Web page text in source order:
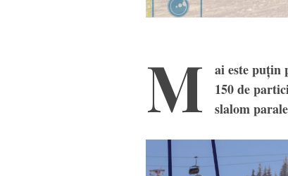
M
ai este puțin
150 de
slalom